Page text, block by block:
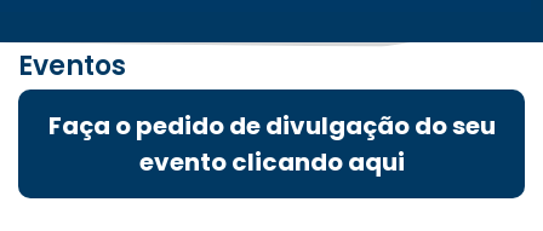
Eventos
Faça o pedido de divulgação do seu
evento clicando aqui